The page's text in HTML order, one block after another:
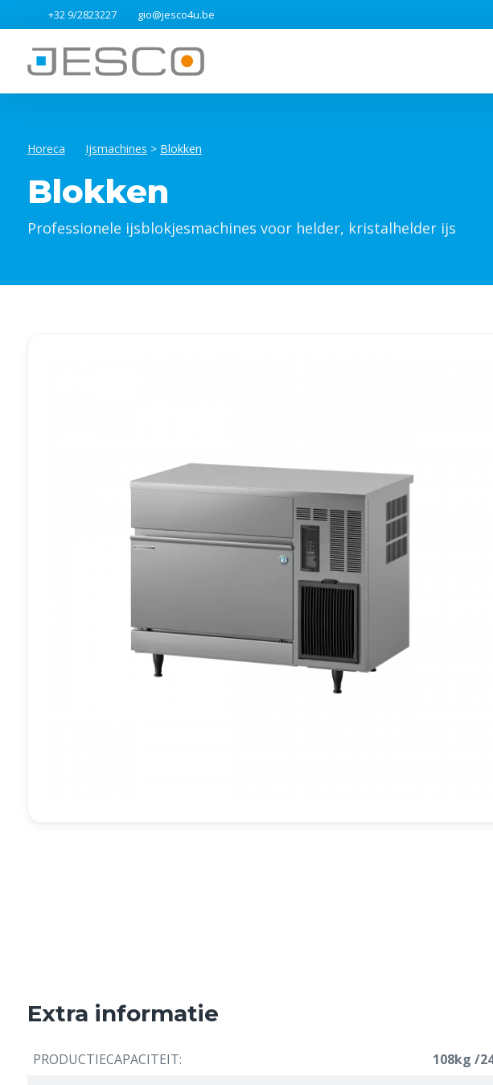
+32 9/2823227 gio@jesco4u.be
Horeca Ijsmachines > Blokken
Blokken
Professionele ijsblokjesmachines voor helder, kristalhelder ijs
Extra informatie
PRODUCTIECAPACITEIT:
108kg /